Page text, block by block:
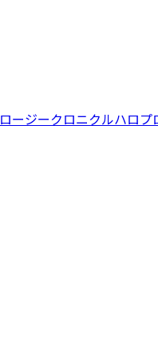
ロージークロニクルハロプ